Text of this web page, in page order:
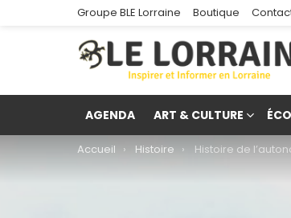
Groupe BLE Lorraine Boutique
AGENDA ART & CULTURE
You are here:
Accueil Histoire Histoire de l’autonomisme